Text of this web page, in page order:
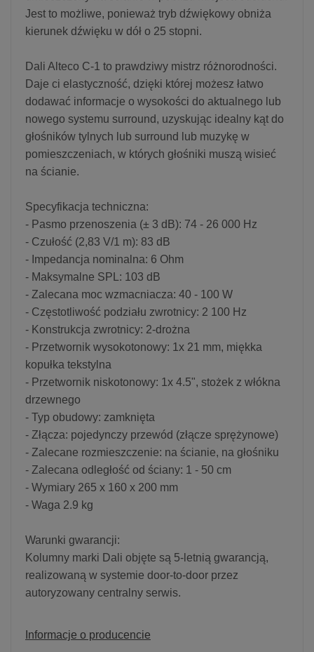
Jest to możliwe, ponieważ tryb dźwiękowy obniża
kierunek dźwięku w dół o 25 stopni.
Dali Alteco C-1 to prawdziwy mistrz różnorodności.
Daje ci elastyczność, dzięki której możesz łatwo
dodawać informacje o wysokości do aktualnego lub
nowego systemu surround, uzyskując idealny kąt do
głośników tylnych lub surround lub muzykę w
pomieszczeniach, w których głośniki muszą wisieć
na ścianie.
Specyfikacja techniczna:
- Pasmo przenoszenia (± 3 dB): 74 - 26 000 Hz
- Czułość (2,83 V/1 m): 83 dB
- Impedancja nominalna: 6 Ohm
- Maksymalne SPL: 103 dB
- Zalecana moc wzmacniacza: 40 - 100 W
- Częstotliwość podziału zwrotnicy: 2 100 Hz
- Konstrukcja zwrotnicy: 2-drożna
- Przetwornik wysokotonowy: 1x 21 mm, miękka
kopułka tekstylna
- Przetwornik niskotonowy: 1x 4.5", stożek z włókna
drzewnego
- Typ obudowy: zamknięta
- Złącza: pojedynczy przewód (złącze sprężynowe)
- Zalecane rozmieszczenie: na ścianie, na głośniku
- Zalecana odległość od ściany: 1 - 50 cm
- Wymiary 265 x 160 x 200 mm
- Waga 2.9 kg
Warunki gwarancji:
Kolumny marki Dali objęte są 5-letnią gwarancją,
realizowaną w systemie door-to-door przez
autoryzowany centralny serwis.
Informacje o producencie